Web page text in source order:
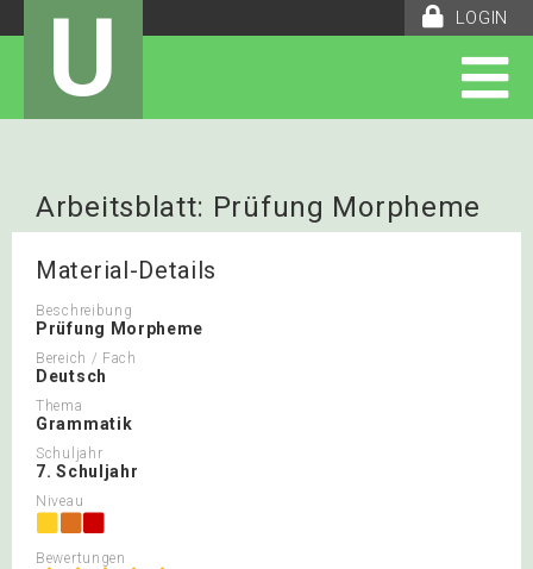
LOGIN
U
Arbeitsblatt: Prüfung Morpheme
Material-Details
Beschreibung
Prüfung Morpheme
Bereich / Fach
Deutsch
Thema
Grammatik
Schuljahr
7. Schuljahr
Niveau
Bewertungen